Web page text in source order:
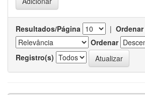
Resultados/Página |
Ordenar
Registro(s)